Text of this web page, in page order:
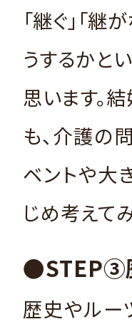
「継ぐ」「
うするかと
思います。
も、介護の
ベントや大
じめ考えてみ
●STEP③
歴史やルー